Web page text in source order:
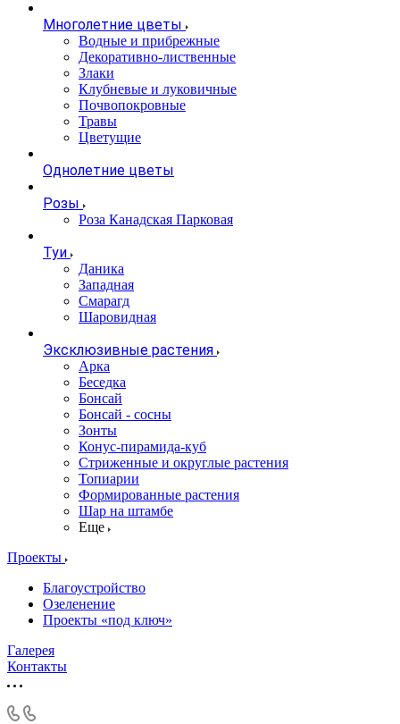
Многолетние цветы
Водные и прибрежные
Декоративно-лиственные
Злаки
Клубневые и луковичные
Почвопокровные
Травы
Цветущие
Однолетние цветы
Розы
Роза Канадская Парковая
Туи
Даника
Западная
Смарагд
Шаровидная
Эксклюзивные растения
Арка
Беседка
Бонсай
Бонсай - сосны
Зонты
Конус-пирамида-куб
Стриженные и округлые растения
Топиарии
Формированные растения
Шар на штамбе
Еще
Проекты
Благоустройство
Озеленение
Проекты «под ключ»
Галерея
Контакты